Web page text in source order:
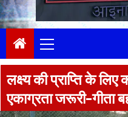
Menu
लक्ष्य की प्राप्ति के
एकाग्रता जरूरी-गीता